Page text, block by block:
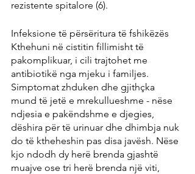
rezistente spitalore (6).
Infeksione të përsëritura të fshikëzës
Kthehuni në cistitin fillimisht të
pakomplikuar, i cili trajtohet me
antibiotikë nga mjeku i familjes.
Simptomat zhduken dhe gjithçka
mund të jetë e mrekullueshme - nëse
ndjesia e pakëndshme e djegies,
dëshira për të urinuar dhe dhimbja nuk
do të ktheheshin pas disa javësh. Nëse
kjo ndodh dy herë brenda gjashtë
muajve ose tri herë brenda një viti,